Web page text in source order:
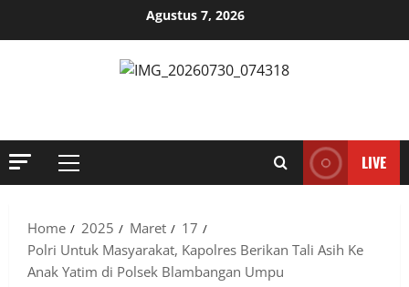
Agustus 7, 2026
Primary
LIVE
Home 2025 Maret
17
Polri Untuk Masyarakat, Kapolres Berikan Tali Asih Ke
Anak Yatim di Polsek Blambangan Umpu